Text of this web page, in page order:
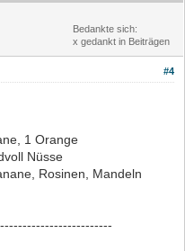
Bedankte sich:
x gedankt in Beiträgen
#4
1 Orange
Nüsse
Rosinen, Mandeln